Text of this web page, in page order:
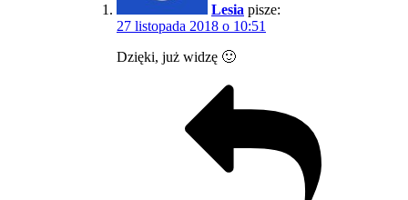
Lesia pisze:
27 listopada 2018 o 10:51
Dzięki, już widzę 🙂